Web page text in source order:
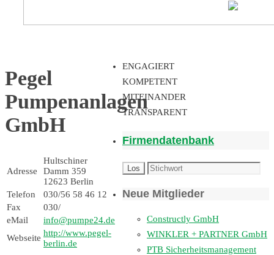
Pegel
Pumpenanlagen
GmbH
Adresse
Hultschiner
Damm 359
12623 Berlin
Telefon
030/56 58 46 12
Fax
030/
eMail
info@pumpe24.de
Webseite http://www.pegel-
berlin.de
ENGAGIERT
KOMPETENT
MITEINANDER
TRANSPARENT
Firmendatenbank
Neue Mitglieder
Constructly GmbH
WINKLER + PARTNER GmbH
PTB Sicherheitsmanagement